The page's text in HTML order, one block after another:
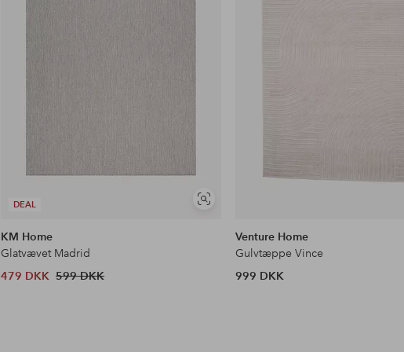
DEAL
Se
KM Home
Glatvævet Madrid
479 DKK 599 DKK
Venture Home
Gulvtæppe Vince
999 DKK